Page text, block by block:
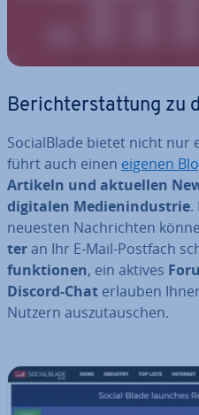
Be­richt­erstat­tung zu
So­cial­Bla­de bietet nicht nur
führt auch einen eigenen
Artikeln und aktuellen
digitalen Me­di­en­in­dus­trie.
neuesten Nach­rich­ten
teran Ihr E-Mail-Postfach
funk­tio­nen, ein aktives
Discord-Chat erlauben
Nutzern aus­zu­tau­schen.